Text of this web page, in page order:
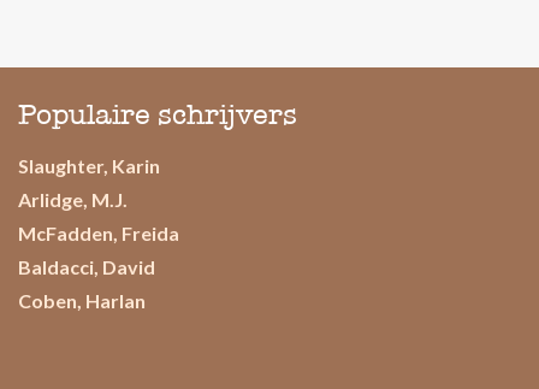
Populaire schrijvers
Slaughter, Karin
Arlidge, M.J.
McFadden, Freida
Baldacci, David
Coben, Harlan